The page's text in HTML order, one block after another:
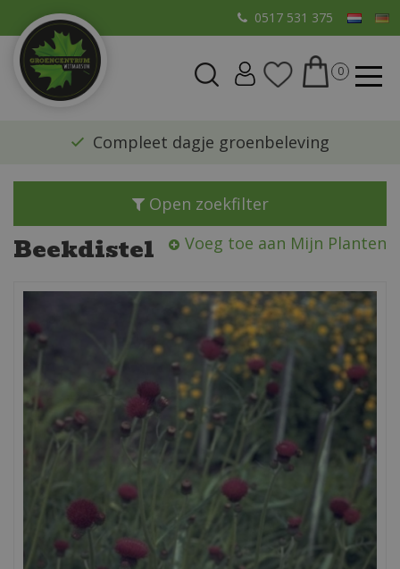
a
0517 531 375
​Compleet dagje groenbeleving
Open zoekfilter
Beekdistel Voeg toe aan Mijn Planten